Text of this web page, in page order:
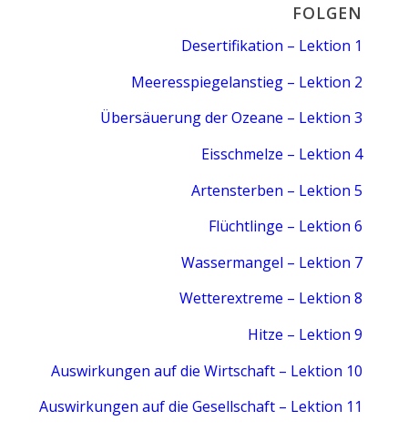
FOLGEN
Desertifikation – Lektion 1
Meeresspiegelanstieg – Lektion 2
Übersäuerung der Ozeane – Lektion 3
Eisschmelze – Lektion 4
Artensterben – Lektion 5
Flüchtlinge – Lektion 6
Wassermangel – Lektion 7
Wetterextreme – Lektion 8
Hitze – Lektion 9
Auswirkungen auf die Wirtschaft – Lektion 10
Auswirkungen auf die Gesellschaft – Lektion 11